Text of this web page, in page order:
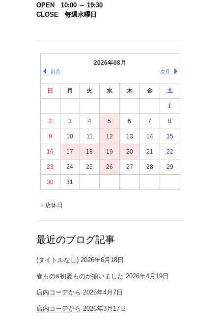
OPEN 10:00 ～ 19:30
CLOSE 毎週水曜日
2026年08月
前月 次月
日 月 火 水 木 金 土
1
2 3 4 5 6 7 8
9 10 11 12 13 14 15
16 17 18 19 20 21 22
23 24 25 26 27 28 29
30 31
店休日
最近のブログ記事
(タイトルなし) 2026年6月18日
春もの&初夏ものが揃いました 2026年4月19日
店内コーデから 2026年4月7日
店内コーデから 2026年3月17日